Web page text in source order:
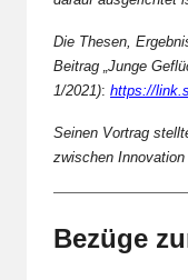
Die Thesen,
Beitrag „Junge
1/2021): https://
Seinen Vortrag
zwischen
Bezüge